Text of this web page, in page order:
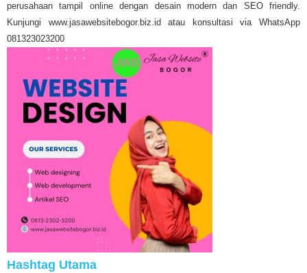
perusahaan tampil online dengan desain modern dan SEO friendly.
Kunjungi www.jasawebsitebogor.biz.id atau konsultasi via WhatsApp
081323023200
Hashtag Utama